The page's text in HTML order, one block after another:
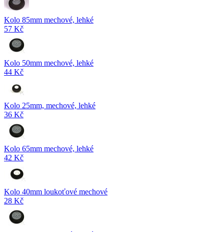
Kolo 85mm mechové, lehké
57 Kč
Kolo 50mm mechové, lehké
44 Kč
Kolo 25mm, mechové, lehké
36 Kč
Kolo 65mm mechové, lehké
42 Kč
Kolo 40mm loukoťové mechové
28 Kč